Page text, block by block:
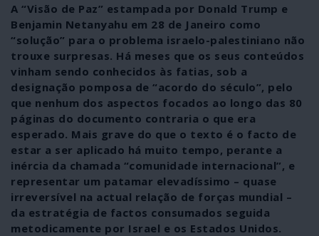
A “Visão de Paz” estampada por Donald Trump e
Benjamin Netanyahu em 28 de Janeiro como
“solução” para o problema israelo-palestiniano não
trouxe surpresas. Há meses que os seus conteúdos
vinham sendo conhecidos às fatias, sob a
designação pomposa de “acordo do século”, pelo
que nenhum dos aspectos focados ao longo das 80
páginas do documento contraria o que era
esperado. Mais grave do que o texto é o facto de
estar a ser aplicado há muito tempo, perante a
inércia da chamada “comunidade internacional”, e
representar um patamar elevadíssimo – quase
irreversível na actual relação de forças mundial –
da estratégia de factos consumados seguida
metodicamente por Israel e os Estados Unidos.